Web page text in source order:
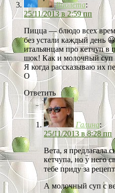
Виолета:
25/11/2013 в 2:59 пп
Пицца — блюдо всех
без устали каждый день
итальянцам про кетчуп в
шок! Как и молочный суп
Я когда рассказываю их
O
Ответить
Галина:
25/11/2013 в 8:28 пп
Вета, я предлагала
кетчупа, но у него
тебе приду за
А молочный суп с